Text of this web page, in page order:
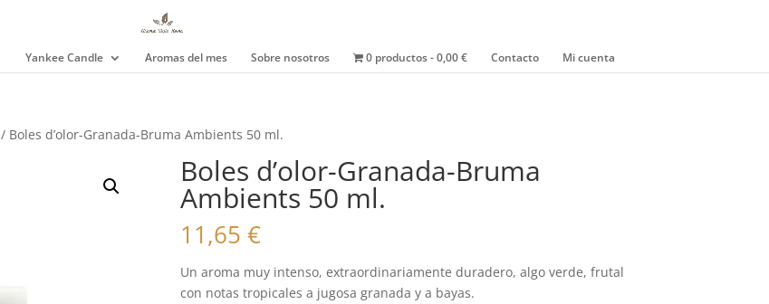
Yankee Candle Aromas del mes Sobre nosotros 0 productos 0,00 € Contacto Mi cuenta
/ Boles d’olor-Granada-Bruma Ambients 50 ml.
Boles d’olor-Granada-Bruma
Ambients 50 ml.
11,65 €
Un aroma muy intenso, extraordinariamente duradero, algo verde, frutal
con notas tropicales a jugosa granada y a bayas.